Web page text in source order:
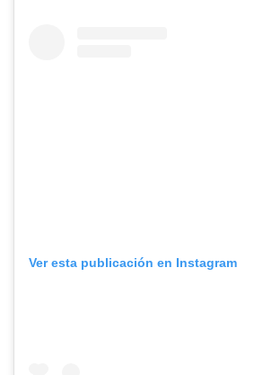
Ver esta publicación en Instagram